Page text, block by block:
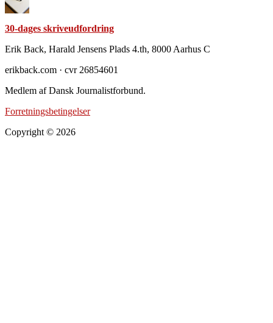
30-dages skriveudfordring
Footer
Erik Back, Harald Jensens Plads 4.th, 8000 Aarhus C
erikback.com · cvr 26854601
Medlem af Dansk Journalistforbund.
Forretningsbetingelser
Copyright © 2026